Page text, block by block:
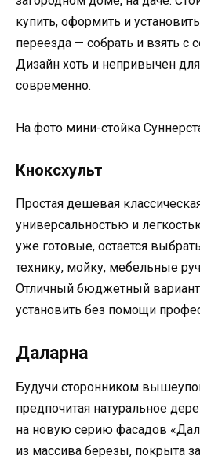
купить, оформить и
переезда — собрать и взять с
Дизайн хоть и непривычен
современно.
На фото мини-стойка
Кноксхульт
Простая дешевая
универсальностью и
уже готовые, остается
технику, мойку, мебельные
Отличный бюджетный
установить без помощи
Даларна
Будучи сторонником
предпочитая натуральное
на новую серию фасадов
из массива березы, покрыта